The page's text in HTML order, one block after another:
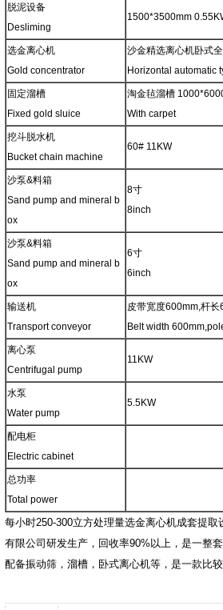
脱泥设备
Desliming
1500*3500mm
选金离心机
Gold concentrator
沙金精选离心机卧式
Horizontal automatic
固定溜槽
Fixed gold sluice
淘金毡溜槽
With carpet
挖斗脱水机
Bucket chain machine
60# 11KW
沙泵&料箱
Sand pump and mineral b
ox
8寸
8inch
沙泵&料箱
Sand pump and mineral b
ox
6寸
6inch
输送机
Transport conveyor
皮带宽度600mm,杆长
Belt width
离心泵
Centrifugal pump
11KW
水泵
Water pump
5.5KW
配电柜
Electric cabinet
总功率
Total power
每小时250-300立方处理量选金离心机成套提
有限公司研发生产，回收率90%以上，是一整
配备振动筛，溜槽，卧式离心机等，是一款比